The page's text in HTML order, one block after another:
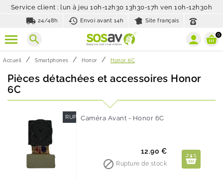
Service client : lun à jeu 10h-12h30 13h30-17h ven 10h-12h30h
local_shipping 24/48h history_toggle_off
Envoi avant 14h Site français
search 0
Accueil Smartphones Honor Honor 6C
Pièces détachées et accessoires Honor
6C
RUPTURE DE STOCK
Caméra Avant - Honor 6C
Prix
12.90 €
 Rupture de stock